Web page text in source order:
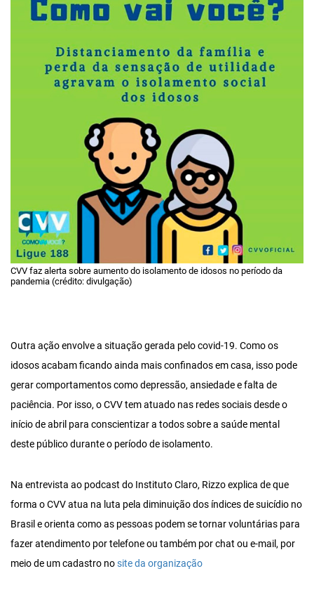
CVV faz alerta sobre aumento do isolamento de idosos no período da
pandemia (crédito: divulgação)
Outra ação envolve a situação gerada pelo covid-19. Como os
idosos acabam ficando ainda mais confinados em casa, isso pode
gerar comportamentos como depressão, ansiedade e falta de
paciência. Por isso, o CVV tem atuado nas redes sociais desde o
início de abril para conscientizar a todos sobre a saúde mental
deste público durante o período de isolamento.
Na entrevista ao podcast do Instituto Claro, Rizzo explica de que
forma o CVV atua na luta pela diminuição dos índices de suicídio no
Brasil e orienta como as pessoas podem se tornar voluntárias para
fazer atendimento portelefone ou também por chat ou e-mail, por
meio de um cadastro nosite da organização